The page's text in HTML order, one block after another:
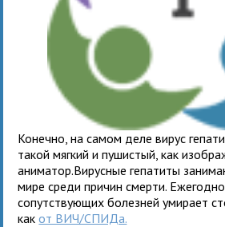
Конечно, на самом деле вирус
такой мягкий и пушистый, как
аниматор.Вирусные гепатиты
мире среди причин смерти.
сопутствующих болезней умирает
какот ВИЧ/СПИДа.